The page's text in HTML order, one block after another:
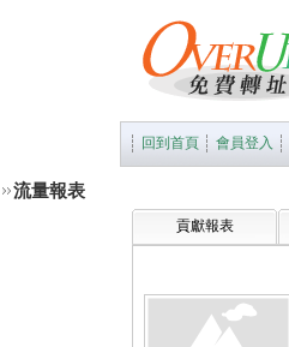
回到首頁 會員登入
流量報表
貢獻報表